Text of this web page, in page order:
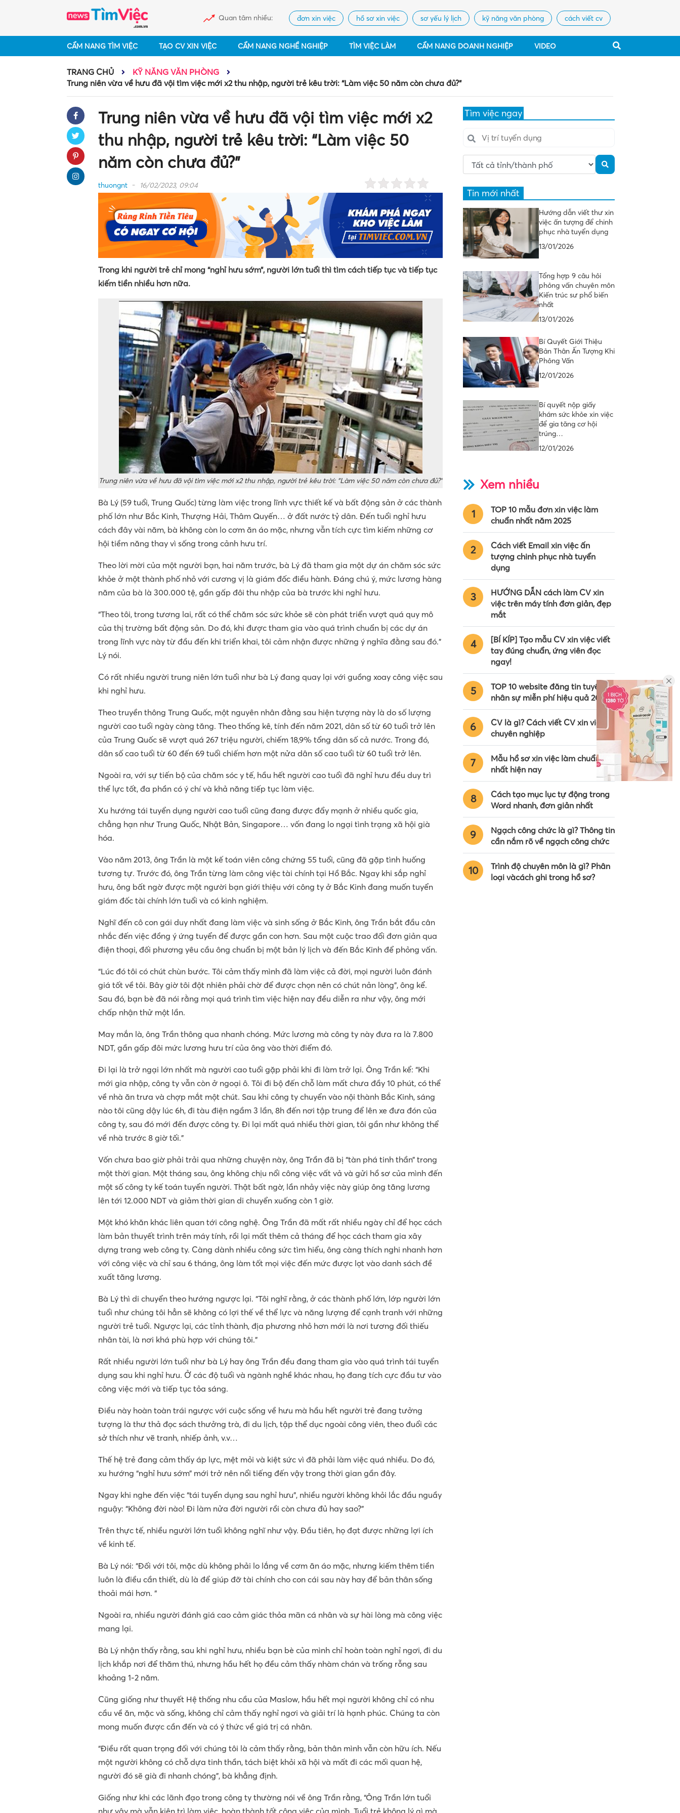
Quan tâm nhiều: đơn xin việc hồ sơ xin việc sơ yếu lý lịch kỹ năng văn phòng cách viết cv
CẨM NANG TÌM VIỆC TẠO CV XIN VIỆC CẨM NANG NGHỀ NGHIỆP TÌM VIỆC LÀM CẨM NANG DOANH NGHIỆP VIDEO
TRANG CHỦ
KỸ NĂNG VĂN PHÒNG
Trung niên vừa về hưu đã vội tìm việc mới x2 thu nhập, người trẻ kêu trời: “Làm việc 50 năm còn chưa đủ?”
Trung niên vừa về hưu đã vội tìm việc mới x2
thu nhập, người trẻ kêu trời: “Làm việc 50
năm còn chưa đủ?”
thuongnt 16/02/2023, 09:04
Trong khi người trẻ chỉ mong “nghỉ hưu sớm”, người lớn tuổi thì tìm cách tiếp tục và tiếp tục
kiếm tiền nhiều hơn nữa.
Trung niên vừa về hưu đã vội tìm việc mới x2 thu nhập, người trẻ kêu trời: “Làm việc 50 năm còn chưa đủ?”
Bà Lý (59 tuổi, Trung Quốc) từng làm việc trong lĩnh vực thiết kế và bất động sản ở các thành
phố lớn như Bắc Kinh, Thượng Hải, Thâm Quyến… ở đất nước tỷ dân. Đến tuổi nghỉ hưu
cách đây vài năm, bà không còn lo cơm ăn áo mặc, nhưng vẫn tích cực tìm kiếm những cơ
hội tiềm năng thay vì sống trong cảnh hưu trí.
Theo lời mời của một người bạn, hai năm trước, bà Lý đã tham gia một dự án chăm sóc sức
khỏe ở một thành phố nhỏ với cương vị là giám đốc điều hành. Đáng chú ý, mức lương hàng
năm của bà là 300.000 tệ, gần gấp đôi thu nhập của bà trước khi nghỉ hưu.
“Theo tôi, trong tương lai, rất có thể chăm sóc sức khỏe sẽ còn phát triển vượt quá quy mô
của thị trường bất động sản. Do đó, khi được tham gia vào quá trình chuẩn bị các dự án
trong lĩnh vực này từ đầu đến khi triển khai, tôi cảm nhận được những ý nghĩa đằng sau đó.”
Lý nói.
Có rất nhiều người trung niên lớn tuổi như bà Lý đang quay lại với guồng xoay công việc sau
khi nghỉ hưu.
Theo truyền thông Trung Quốc, một nguyên nhân đằng sau hiện tượng này là do số lượng
người cao tuổi ngày càng tăng. Theo thống kê, tính đến năm 2021, dân số từ 60 tuổi trở lên
của Trung Quốc sẽ vượt quá 267 triệu người, chiếm 18,9% tổng dân số cả nước. Trong đó,
dân số cao tuổi từ 60 đến 69 tuổi chiếm hơn một nửa dân số cao tuổi từ 60 tuổi trở lên.
Ngoài ra, với sự tiến bộ của chăm sóc y tế, hầu hết người cao tuổi đã nghỉ hưu đều duy trì
thể lực tốt, đa phần có ý chí và khả năng tiếp tục làm việc.
Xu hướng tái tuyển dụng người cao tuổi cũng đang được đẩy mạnh ở nhiều quốc gia,
chẳng hạn như Trung Quốc, Nhật Bản, Singapore… vốn đang lo ngại tình trạng xã hội già
hóa.
Vào năm 2013, ông Trần là một kế toán viên công chứng 55 tuổi, cũng đã gặp tình huống
tương tự. Trước đó, ông Trần từng làm công việc tài chính tại Hồ Bắc. Ngay khi sắp nghỉ
hưu, ông bất ngờ được một người bạn giới thiệu với công ty ở Bắc Kinh đang muốn tuyển
giám đốc tài chính lớn tuổi và có kinh nghiệm.
Nghĩ đến cô con gái duy nhất đang làm việc và sinh sống ở Bắc Kinh, ông Trần bắt đầu cân
nhắc đến việc đồng ý ứng tuyển để được gần con hơn. Sau một cuộc trao đổi đơn giản qua
điện thoại, đối phương yêu cầu ông chuẩn bị một bản lý lịch và đến Bắc Kinh để phỏng vấn.
“Lúc đó tôi có chút chùn bước. Tôi cảm thấy mình đã làm việc cả đời, mọi người luôn đánh
giá tốt về tôi. Bây giờ tôi đột nhiên phải chờ để được chọn nên có chút nản lòng”, ông kể.
Sau đó, bạn bè đã nói rằng mọi quá trình tìm việc hiện nay đều diễn ra như vậy, ông mới
chấp nhận thử một lần.
May mắn là, ông Trần thông qua nhanh chóng. Mức lương mà công ty này đưa ra là 7.800
NDT, gần gấp đôi mức lương hưu trí của ông vào thời điểm đó.
Đi lại là trở ngại lớn nhất mà người cao tuổi gặp phải khi đi làm trở lại. Ông Trần kể: “Khi
mới gia nhập, công ty vẫn còn ở ngoại ô. Tôi đi bộ đến chỗ làm mất chưa đầy 10 phút, có thể
về nhà ăn trưa và chợp mắt một chút. Sau khi công ty chuyển vào nội thành Bắc Kinh, sáng
nào tôi cũng dậy lúc 6h, đi tàu điện ngầm 3 lần, 8h đến nơi tập trung để lên xe đưa đón của
công ty, sau đó mới đến được công ty. Đi lại mất quá nhiều thời gian, tôi gần như không thể
về nhà trước 8 giờ tối.”
Vốn chưa bao giờ phải trải qua những chuyện này, ông Trần đã bị “tàn phá tinh thần” trong
một thời gian. Một tháng sau, ông không chịu nổi công việc vất vả và gửi hồ sơ của mình đến
một số công ty kế toán tuyển người. Thật bất ngờ, lần nhảy việc này giúp ông tăng lương
lên tới 12.000 NDT và giảm thời gian di chuyển xuống còn 1 giờ.
Một khó khăn khác liên quan tới công nghệ. Ông Trần đã mất rất nhiều ngày chỉ để học cách
làm bản thuyết trình trên máy tính, rồi lại mất thêm cả tháng để học cách tham gia xây
dựng trang web công ty. Càng dành nhiều công sức tìm hiểu, ông càng thích nghi nhanh hơn
với công việc và chỉ sau 6 tháng, ông làm tốt mọi việc đến mức được lọt vào danh sách đề
xuất tăng lương.
Bà Lý thì di chuyển theo hướng ngược lại. “Tôi nghĩ rằng, ở các thành phố lớn, lớp người lớn
tuổi như chúng tôi hẳn sẽ không có lợi thế về thể lực và năng lượng để cạnh tranh với những
người trẻ tuổi. Ngược lại, các tỉnh thành, địa phương nhỏ hơn mới là nơi tương đối thiếu
nhân tài, là nơi khá phù hợp với chúng tôi.”
Rất nhiều người lớn tuổi như bà Lý hay ông Trần đều đang tham gia vào quá trình tái tuyển
dụng sau khi nghỉ hưu. Ở các độ tuổi và ngành nghề khác nhau, họ đang tích cực đầu tư vào
công việc mới và tiếp tục tỏa sáng.
Điều này hoàn toàn trái ngược với cuộc sống về hưu mà hầu hết người trẻ đang tưởng
tượng là thư thả đọc sách thưởng trà, đi du lịch, tập thể dục ngoài công viên, theo đuổi các
sở thích như vẽ tranh, nhiếp ảnh, v.v…
Thế hệ trẻ đang cảm thấy áp lực, mệt mỏi và kiệt sức vì đã phải làm việc quá nhiều. Do đó,
xu hướng “nghỉ hưu sớm” mới trở nên nổi tiếng đến vậy trong thời gian gần đây.
Ngay khi nghe đến việc “tái tuyển dụng sau nghỉ hưu”, nhiều người không khỏi lắc đầu nguầy
nguậy: “Không đời nào! Đi làm nửa đời người rồi còn chưa đủ hay sao?”
Trên thực tế, nhiều người lớn tuổi không nghĩ như vậy. Đầu tiên, họ đạt được những lợi ích
về kinh tế.
Bà Lý nói: “Đối với tôi, mặc dù không phải lo lắng về cơm ăn áo mặc, nhưng kiếm thêm tiền
luôn là điều cần thiết, dù là để giúp đỡ tài chính cho con cái sau này hay để bản thân sống
thoải mái hơn. “
Ngoài ra, nhiều người đánh giá cao cảm giác thỏa mãn cá nhân và sự hài lòng mà công việc
mang lại.
Bà Lý nhận thấy rằng, sau khi nghỉ hưu, nhiều bạn bè của mình chỉ hoàn toàn nghỉ ngơi, đi du
lịch khắp nơi để thăm thú, nhưng hầu hết họ đều cảm thấy nhàm chán và trống rỗng sau
khoảng 1-2 năm.
Cũng giống như thuyết Hệ thống nhu cầu của Maslow, hầu hết mọi người không chỉ có nhu
cầu về ăn, mặc và sống, không chỉ cảm thấy nghỉ ngơi và giải trí là hạnh phúc. Chúng ta còn
mong muốn được cần đến và có ý thức về giá trị cá nhân.
“Điều rất quan trọng đối với chúng tôi là cảm thấy rằng, bản thân mình vẫn còn hữu ích. Nếu
một người không có chỗ dựa tinh thần, tách biệt khỏi xã hội và mất đi các mối quan hệ,
người đó sẽ già đi nhanh chóng”, bà khẳng định.
Giống như khi các lãnh đạo trong công ty thường nói về ông Trần rằng, “Ông Trần lớn tuổi
Tìm việc ngay
Tin mới nhất
Hướng dẫn viết thư xin
việc ấn tượng để chinh
phục nhà tuyển dụng
13/01/2026
Tổng hợp 9 câu hỏi
phỏng vấn chuyên môn
Kiến trúc sư phổ biến
nhất
13/01/2026
Bí Quyết Giới Thiệu
Bản Thân Ấn Tượng Khi
Phỏng Vấn
12/01/2026
Bí quyết nộp giấy
khám sức khỏe xin việc
để gia tăng cơ hội
trúng…
12/01/2026
Xem nhiều
1
TOP 10 mẫu đơn xin việc làm
chuẩn nhất năm 2025
2
Cách viết Email xin việc ấn
tượng chinh phục nhà tuyển
dụng
3
HƯỚNG DẪN cách làm CV xin
việc trên máy tính đơn giản, đẹp
mắt
4
[BÍ KÍP] Tạo mẫu CV xin việc viết
tay đúng chuẩn, ứng viên đọc
ngay!
5
TOP 10 website đăng tin tuyển
nhân sự miễn phí hiệu quả 2024
6
CV là gì? Cách viết CV xin việc
chuyên nghiệp
7
Mẫu hồ sơ xin việc làm chuẩn
nhất hiện nay
8
Cách tạo mục lục tự động trong
Word nhanh, đơn giản nhất
9
Ngạch công chức là gì? Thông tin
cần nắm rõ về ngạch công chức
10
Trình độ chuyên môn là gì? Phân
loại vàcách ghi trong hồ sơ?